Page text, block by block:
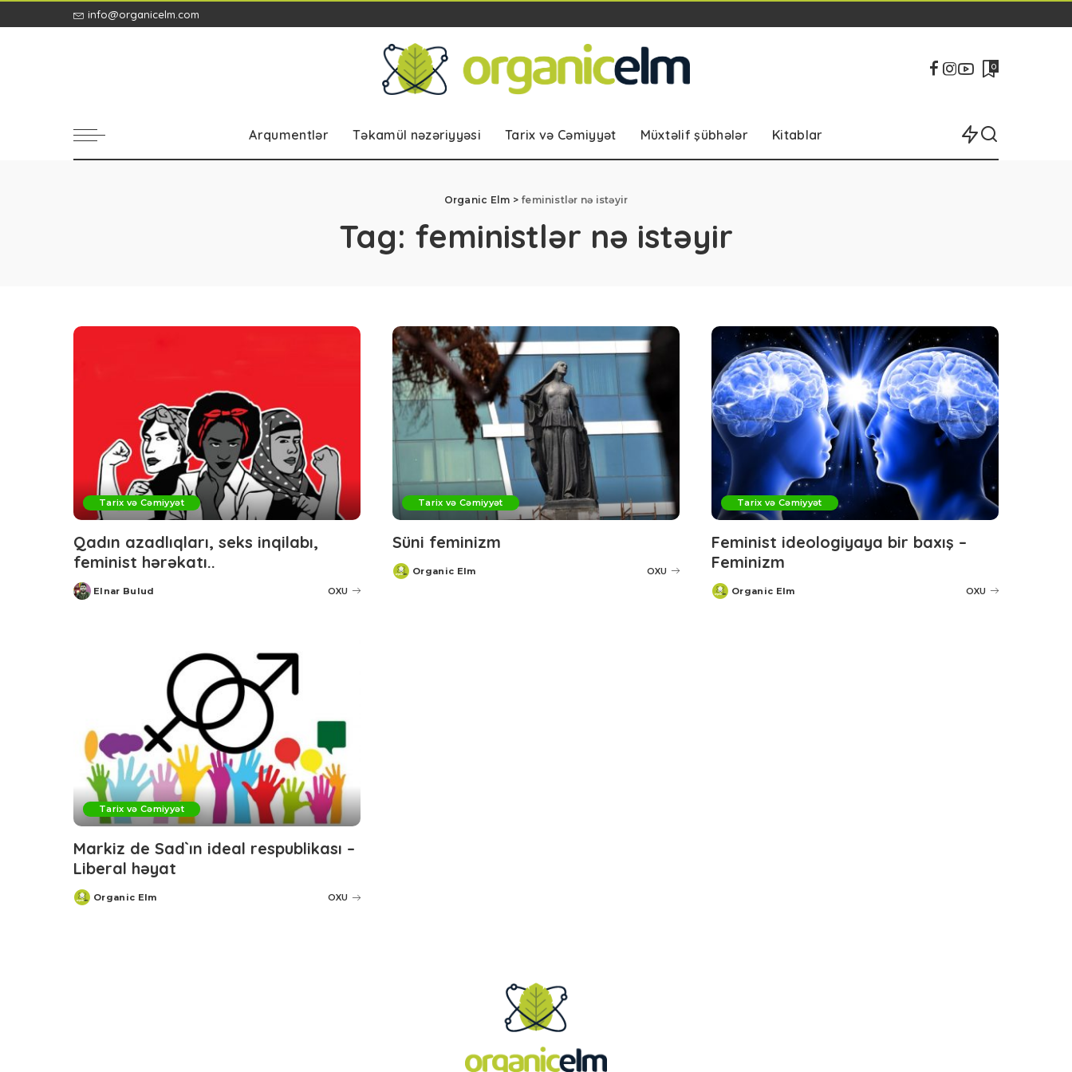
info@organicelm.com
0
Arqumentlər Təkamül nəzəriyyəsi Tarix və Cəmiyyət Müxtəlif şübhələr Kitablar
Organic Elm > feministlər nə istəyir
Tag: feministlər nə istəyir
Tarix və Cəmiyyət
Qadın azadlıqları, seks inqilabı,
feminist hərəkatı..
Posted
Elnar Bulud OXU
Tarix və Cəmiyyət
Süni feminizm
Posted
Organic Elm OXU
Tarix və Cəmiyyət
Feminist ideologiyaya bir baxış –
Feminizm
Posted
Organic Elm OXU
Tarix və Cəmiyyət
Markiz de Sad`ın ideal respublikası –
Liberal həyat
Posted
Organic Elm OXU